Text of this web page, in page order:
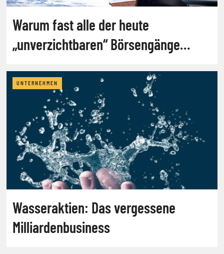
Warum fast alle der heute
„unverzichtbaren“ Börsengänge
UNTERNEHMEN
Wasseraktien: Das vergessene
Milliardenbusiness